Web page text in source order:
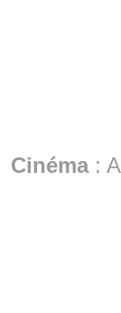
Cinéma: